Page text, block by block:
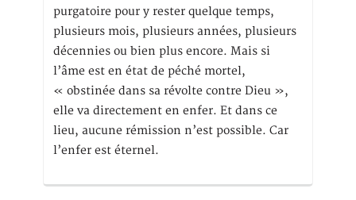
purgatoire pour y rester quelque temps,
plusieurs mois, plusieurs années, plusieurs
décennies ou bien plus encore. Mais si
l’âme est en état de péché mortel,
« obstinée dans sa révolte contre Dieu »,
elle va directement en enfer. Et dans ce
lieu, aucune rémission n’est possible. Car
l’enfer est éternel.